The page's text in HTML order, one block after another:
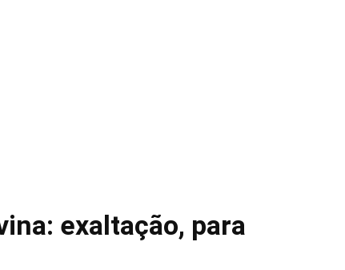
exaltação, para